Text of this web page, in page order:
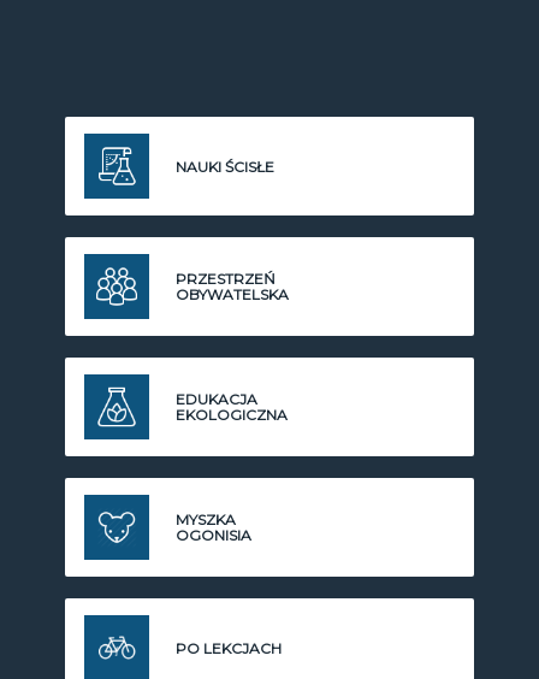
NAUKI ŚCISŁE
PRZESTRZEŃ
OBYWATELSKA
EDUKACJA
EKOLOGICZNA
MYSZKA
OGONISIA
PO LEKCJACH